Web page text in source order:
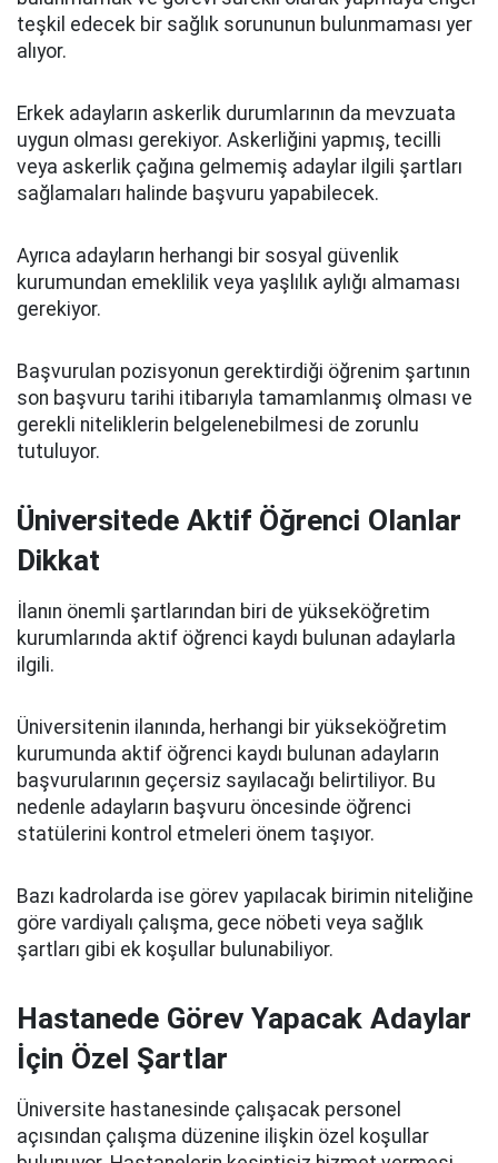
teşkil edecek bir sağlık sorununun bulunmaması yer
alıyor.
Erkek adayların askerlik durumlarının da mevzuata
uygun olması gerekiyor. Askerliğini yapmış, tecilli
veya askerlik çağına gelmemiş adaylar ilgili şartları
sağlamaları halinde başvuru yapabilecek.
Ayrıca adayların herhangi bir sosyal güvenlik
kurumundan emeklilik veya yaşlılık aylığı almaması
gerekiyor.
Başvurulan pozisyonun gerektirdiği öğrenim şartının
son başvuru tarihi itibarıyla tamamlanmış olması ve
gerekli niteliklerin belgelenebilmesi de zorunlu
tutuluyor.
Üniversitede Aktif Öğrenci Olanlar
Dikkat
İlanın önemli şartlarından biri de yükseköğretim
kurumlarında aktif öğrenci kaydı bulunan adaylarla
ilgili.
Üniversitenin ilanında, herhangi bir yükseköğretim
kurumunda aktif öğrenci kaydı bulunan adayların
başvurularının geçersiz sayılacağı belirtiliyor. Bu
nedenle adayların başvuru öncesinde öğrenci
statülerini kontrol etmeleri önem taşıyor.
Bazı kadrolarda ise görev yapılacak birimin niteliğine
göre vardiyalı çalışma, gece nöbeti veya sağlık
şartları gibi ek koşullar bulunabiliyor.
Hastanede Görev Yapacak Adaylar
İçin Özel Şartlar
Üniversite hastanesinde çalışacak personel
açısından çalışma düzenine ilişkin özel koşullar